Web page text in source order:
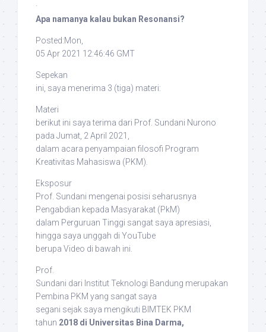
·
Apa namanya kalau bukan Resonansi?
Posted:Mon,
05 Apr 2021 12:46:46 GMT
Sepekan
ini, saya menerima 3 (tiga) materi:
Materi
berikut ini saya terima dari Prof. Sundani Nurono
pada Jumat, 2 April 2021,
dalam acara penyampaian filosofi Program
Kreativitas Mahasiswa (PKM).
Eksposur
Prof. Sundani mengenai posisi seharusnya
Pengabdian kepada Masyarakat (PkM)
dalam Perguruan Tinggi sangat saya apresiasi,
hingga saya unggah di YouTube
berupa Video di bawah ini.
Prof.
Sundani dari Institut Teknologi Bandung merupakan
Pembina PKM yang sangat saya
segani sejak saya mengikuti BIMTEK PKM
tahun 2018 di Universitas Bina Darma,